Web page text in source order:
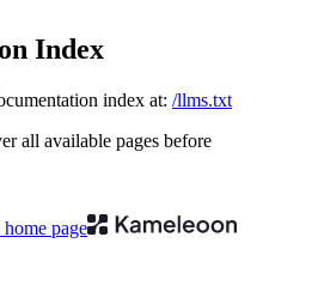
Index
index at: /llms.txt
all available pages before
home page